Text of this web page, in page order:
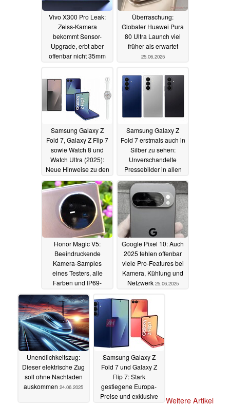
Vivo X300 Pro Leak:
Zeiss-Kamera
bekommt Sensor-
Upgrade, erbt aber
offenbar nicht 35mm
Überraschung:
Globaler Huawei Pura
80 Ultra Launch viel
früher als erwartet
25.06.2025
Samsung Galaxy Z
Fold 7, Galaxy Z Flip 7
sowie Watch 8 und
Watch Ultra (2025):
Neue Hinweise zu den
25.06.2025
Samsung Galaxy Z
Fold 7 erstmals auch in
Silber zu sehen:
Unverschandelte
Pressebilder in allen
25.06.2025
Honor Magic V5:
Beeindruckende
Kamera-Samples
eines Testers, alle
Farben und IP69-
geleakter Specs
25.06.2025
Google Pixel 10: Auch
2025 fehlen offenbar
viele Pro-Features bei
Kamera, Kühlung und
Netzwerk 25.06.2025
Unendlichkeitszug:
Dieser elektrische Zug
soll ohne Nachladen
auskommen 24.06.2025
Samsung Galaxy Z
Fold 7 und Galaxy Z
Flip 7: Stark
gestiegene Europa-
Preise und exklusive
Weitere Artikel